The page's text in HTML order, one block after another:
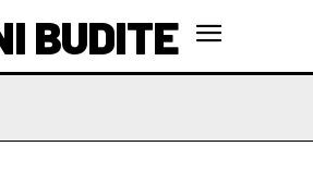
BUDITE